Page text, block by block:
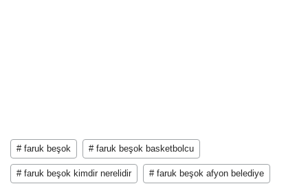
# faruk beşok # faruk beşok basketbolcu
# faruk beşok kimdir nerelidir # faruk beşok afyon belediye